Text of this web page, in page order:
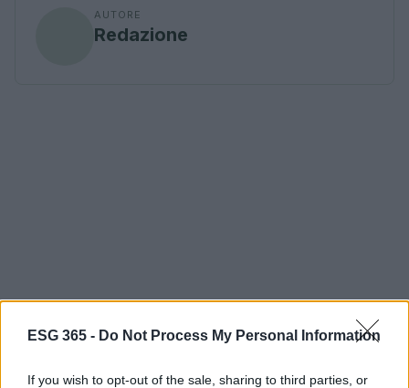
ESG 365 - Do Not Process My Personal Information
If you wish to opt-out of the sale, sharing to third parties, or
AUTORE
Redazione